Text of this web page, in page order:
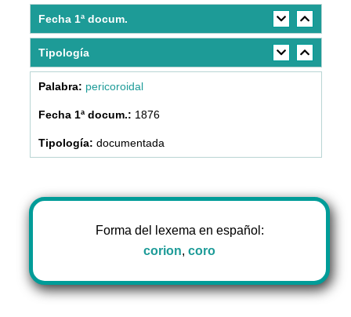
Fecha 1ª docum.
Tipología
pericoroidal
1876
documentada
Forma del lexema en español:
corion, coro